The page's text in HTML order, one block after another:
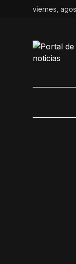
viernes,